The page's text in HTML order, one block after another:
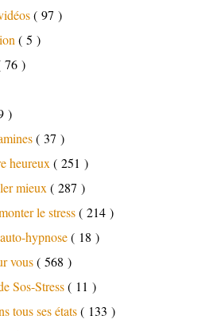
( 97 )
( 5 )
76 )
)
( 37 )
heureux( 251 )
mieux( 287 )
le stress( 214 )
hypnose( 18 )
vous( 568 )
Sos-Stress( 11 )
tous ses états( 133 )